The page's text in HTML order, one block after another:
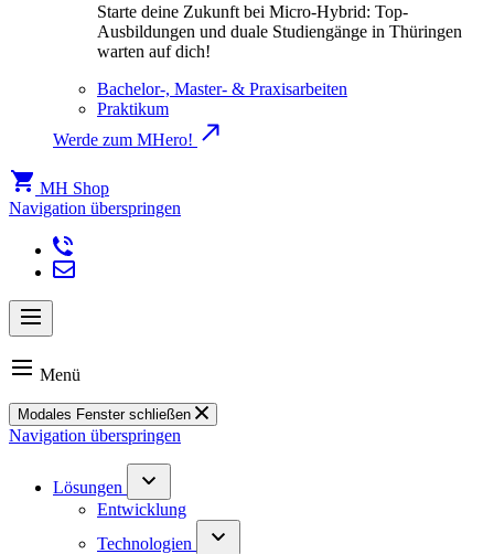
Starte deine Zukunft bei Micro-Hybrid: Top-
Ausbildungen und duale Studiengänge in Thüringen
warten auf dich!
Bachelor-, Master- & Praxisarbeiten
Praktikum
Werde zum MHero!
MH Shop
Navigation überspringen
Menü
Modales Fenster schließen
Navigation überspringen
Lösungen
Entwicklung
Technologien